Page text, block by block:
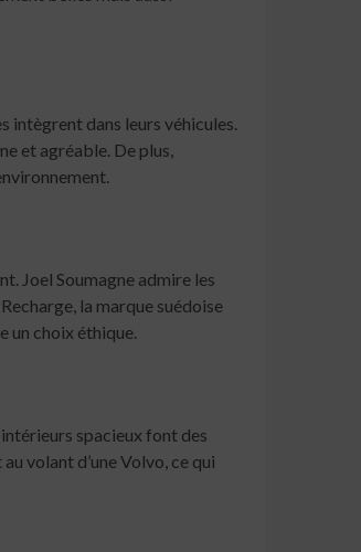
intègrent dans leurs véhicules.
et agréable. De plus,
Joel Soumagne admire les
la marque suédoise
un choix éthique.
spacieux font des
volant d’une Volvo, ce qui